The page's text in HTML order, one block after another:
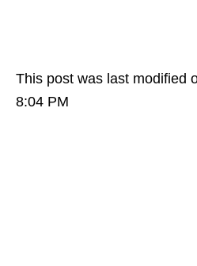
This post was last modified
8:04 PM